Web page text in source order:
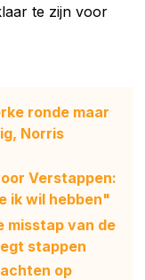
te zijn voor
ronde maar
Norris
Verstappen:
ik wil hebben"
misstap van de
stappen
op